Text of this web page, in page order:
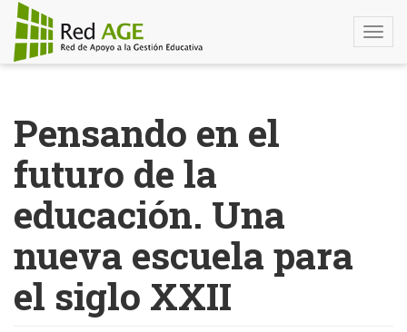
contenido
principal
Pensando en el
futuro de la
educación. Una
nueva escuela para
el siglo XXII